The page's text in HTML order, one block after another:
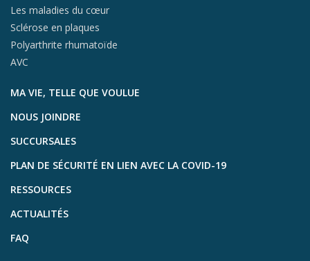
Les maladies du cœur
Sclérose en plaques
Polyarthrite rhumatoïde
AVC
MA VIE, TELLE QUE VOULUE
NOUS JOINDRE
SUCCURSALES
PLAN DE SÉCURITÉ EN LIEN AVEC LA COVID-19
RESSOURCES
ACTUALITÉS
FAQ